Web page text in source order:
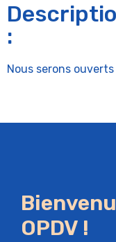
:
Nous serons
OPDV !